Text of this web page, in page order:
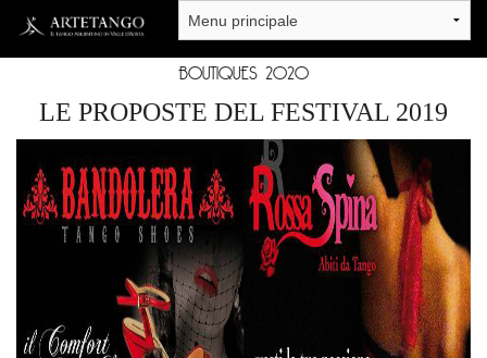
Salta al contenuto principale
BOUTIQUES 2020
LE PROPOSTE DEL FESTIVAL 2019